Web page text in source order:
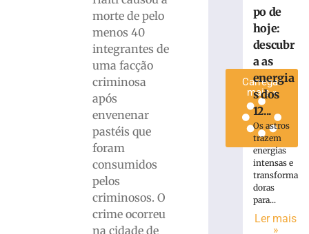
morte de pelo
menos 40
integrantes de
uma facção
criminosa
após
envenenar
pastéis que
foram
consumidos
pelos
criminosos. O
crime ocorreu
na cidade de
Carregar
mais »
po de
hoje:
descubr
a as
energia
s dos
12...
Os astros
trazem
energias
intensas e
transforma
doras
para...
Ler mais
»